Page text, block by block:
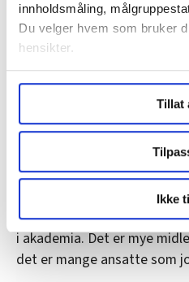
innholdsmåling,
Du velger hvem som bruker
hensikter.
Undermer infokan du lese
data behandles og hvordan
brukes. Du kan hele tiden
samtykke fra erklæringen om
LO Medias publikasjoner
og fontene.no bruker
lære hvordan våre nettsider
relevant innhold, tilpassede
statistikk.
Tillat
Ikke
– Den akademiske friheten
når det er snakk om Israel.
forholdsvis enige. Men vi
snakke om akademisk
om tydelig styring, sa hun.
Mindre
De tre partiene vil også få
i akademia. Det er mye
det er mange ansatte som